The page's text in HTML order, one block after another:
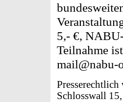
5,- €,
Teilnahme
mail@nabu-
Schlosswall